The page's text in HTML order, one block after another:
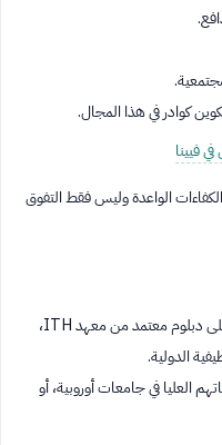
كوادر في هذا المجال.
فيينا
الواعدة وليس فقط التفوق
يحصل الطلاب الذين يكملون البرنامج بنجاح على دبلوم معتمد من معهد ITH،
الدولية.
العليا في جامعات أوروبية، أو